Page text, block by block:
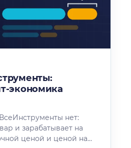
экономика
нет:
и зарабатывает на
ценой и ценой на